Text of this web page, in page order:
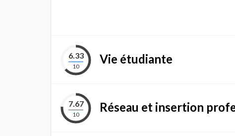
6.33
10
Vie étudiante
7.67
10
Réseau et insertion